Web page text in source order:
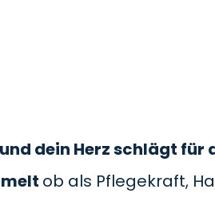
dein Herz schlägt für
ob als Pflegekraft,